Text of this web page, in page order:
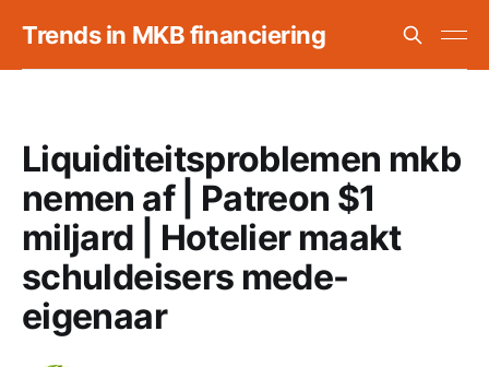
Trends in MKB financiering
Liquiditeitsproblemen mkb
nemen af | Patreon $1
miljard | Hotelier maakt
schuldeisers mede-
eigenaar